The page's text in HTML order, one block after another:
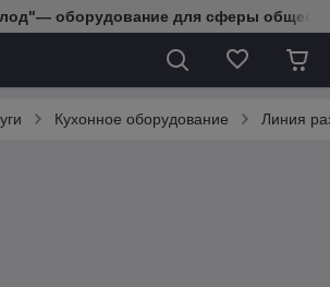
оборудование для сферы
Кухонное оборудование Линия